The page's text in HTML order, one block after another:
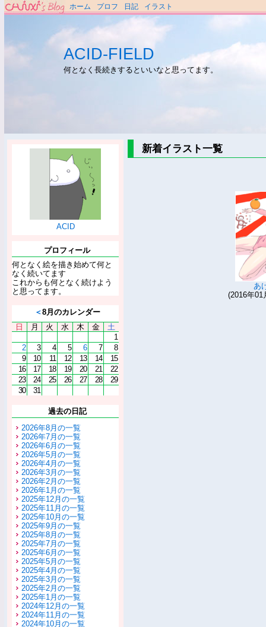
ホーム プロフ 日記 イラスト
ACID-FIELD
何となく長続きするといいなと思ってます。
ACID
プロフィール
何となく絵を描き始めて何と
なく続いてます
これからも何となく続けよう
と思ってます。
＜8月のカレンダー
日
月 火 水 木 金
土
1
2
3 4 5 6 7
8
9
10 11 12 13 14
15
16
17 18 19 20 21
22
23
24 25 26 27 28
29
30
31
過去の日記
2026年8月の一覧
2026年7月の一覧
2026年6月の一覧
2026年5月の一覧
2026年4月の一覧
2026年3月の一覧
2026年2月の一覧
2026年1月の一覧
2025年12月の一覧
2025年11月の一覧
2025年10月の一覧
2025年9月の一覧
2025年8月の一覧
2025年7月の一覧
2025年6月の一覧
2025年5月の一覧
2025年4月の一覧
2025年3月の一覧
2025年2月の一覧
2025年1月の一覧
2024年12月の一覧
2024年11月の一覧
2024年10月の一覧
新着イラスト一覧
あ
(2016年01